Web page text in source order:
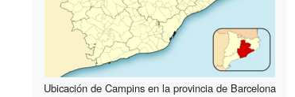
Ubicación de Campins en la provincia de Barcelona